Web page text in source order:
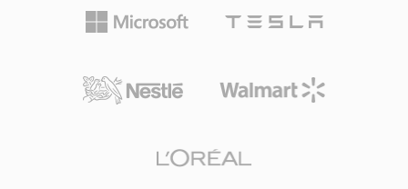
접 가져올 수 있지만, 일부 워크플로우에서는 보다
으로 트랜스코딩하는 것이 유리합니다.
데 핵심적인 역할을 했습니다. 이 간소화된 컨테이
너는 일반 MP4 파일에 있는 오버헤드를 제거하여
는 상당히 작은 파일을 생성합니다. 3GP는 GSM
함할 수 있습니다. 주요 단말기 제조사들의 폭넓은